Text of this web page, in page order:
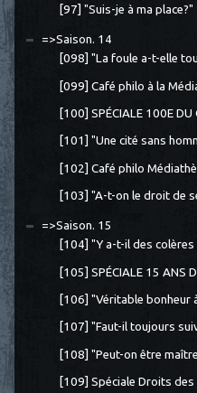
[97] "Suis-je à ma place?"
=>Saison. 14
[098] "La foule a-t-elle
[099] Café philo à la
[100] SPÉCIALE 100E DU
[101] "Une cité sans
[102] Café philo
[103] "A-t-on le droit de
=>Saison. 15
[104] "Y a-t-il des colères
[105] SPÉCIALE 15 ANS
[106] "Véritable bonheur
[107] "Faut-il toujours
[108] "Peut-on être
[109] Spéciale Droits des